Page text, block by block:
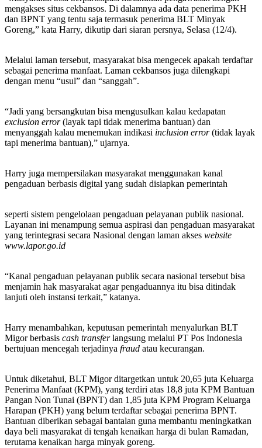
mengakses situs cekbansos. Di dalamnya ada data penerima PKH
dan BPNT yang tentu saja termasuk penerima BLT Minyak
Goreng,” kata Harry, dikutip dari siaran persnya, Selasa (12/4).
Melalui laman tersebut, masyarakat bisa mengecek apakah terdaftar
sebagai penerima manfaat. Laman cekbansos juga dilengkapi
dengan menu “usul” dan “sanggah”.
“Jadi yang bersangkutan bisa mengusulkan kalau kedapatan
exclusion error(layak tapi tidak menerima bantuan) dan
menyanggah kalau menemukan indikasi inclusion error(tidak layak
tapi menerima bantuan),” ujarnya.
Harry juga mempersilakan masyarakat menggunakan kanal
pengaduan berbasis digital yang sudah disiapkan pemerintah
seperti sistem pengelolaan pengaduan pelayanan publik nasional.
Layanan ini menampung semua aspirasi dan pengaduan masyarakat
yang terintegrasi secara Nasional dengan laman akses website
www.lapor.go.id
“Kanal pengaduan pelayanan publik secara nasional tersebut bisa
menjamin hak masyarakat agar pengaduannya itu bisa ditindak
lanjuti oleh instansi terkait,” katanya.
Harry menambahkan, keputusan pemerintah menyalurkan BLT
Migor berbasis cash transferlangsung melalui PT Pos Indonesia
bertujuan mencegah terjadinya fraud atau kecurangan.
Untuk diketahui, BLT Migor ditargetkan untuk 20,65 juta Keluarga
Penerima Manfaat (KPM), yang terdiri atas 18,8 juta KPM Bantuan
Pangan Non Tunai (BPNT) dan 1,85 juta KPM Program Keluarga
Harapan (PKH) yang belum terdaftar sebagai penerima BPNT.
Bantuan diberikan sebagai bantalan guna membantu meningkatkan
daya beli masyarakat di tengah kenaikan harga di bulan Ramadan,
terutama kenaikan harga minyak goreng.